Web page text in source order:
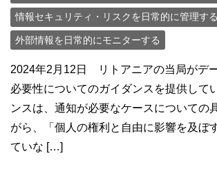
情報セキュリティ・リスクを日常的に管理する
外部情報を日常的にモニターする
2024年2月12日 リトアニアの当局がデ
必要性についてのガイダンスを提供して
ンスは、通知が必要なケースについての
がら、「個人の権利と自由に影響を及ぼ
ていな […]